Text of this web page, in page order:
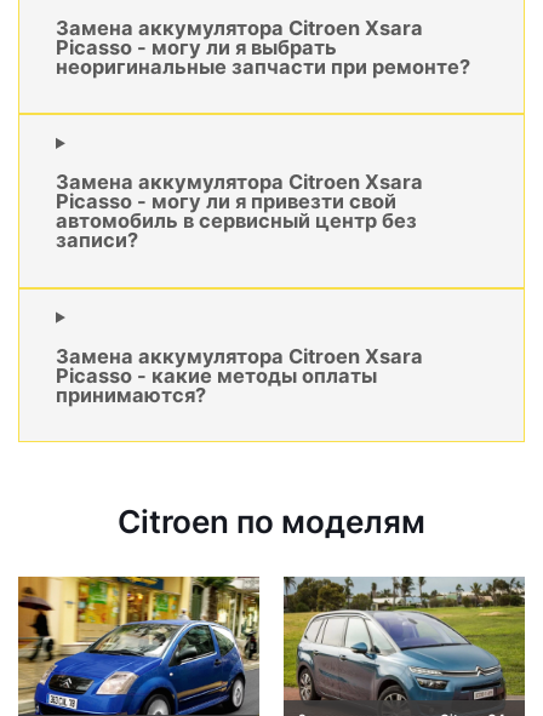
Замена аккумулятора Citroen Xsara
Picasso - могу ли я выбрать
неоригинальные запчасти при ремонте?
Замена аккумулятора Citroen Xsara
Picasso - могу ли я привезти свой
автомобиль в сервисный центр без
записи?
Замена аккумулятора Citroen Xsara
Picasso - какие методы оплаты
принимаются?
Citroen по моделям